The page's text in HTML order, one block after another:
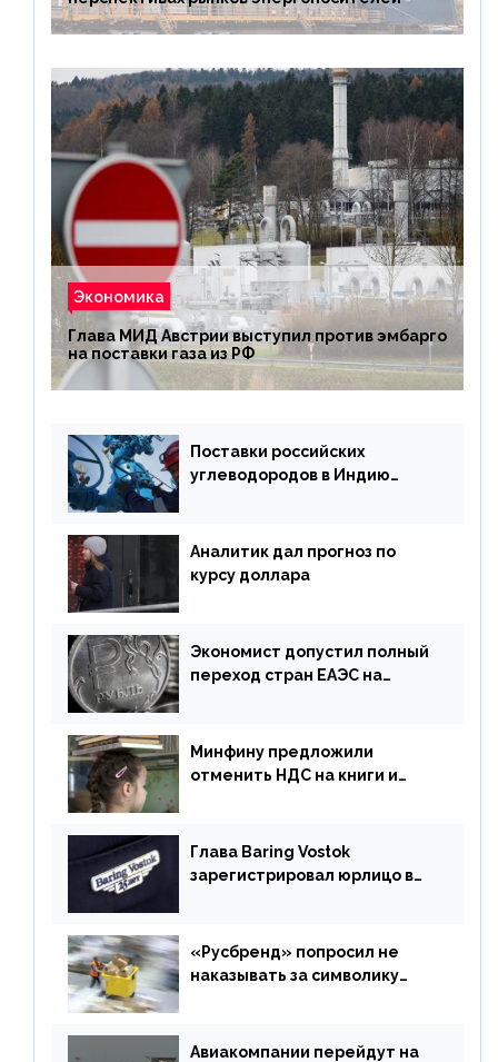
Экономика
Глава МИД Австрии выступил против эмбарго
на поставки газа из РФ
Поставки российских
углеводородов в Индию
Аналитик дал прогноз по
курсу доллара
Экономист допустил полный
переход стран ЕАЭС на
Минфину предложили
отменить НДС на книги и
Глава Baring Vostok
зарегистрировал юрлицо в
«Русбренд» попросил не
наказывать за символику
Авиакомпании перейдут на